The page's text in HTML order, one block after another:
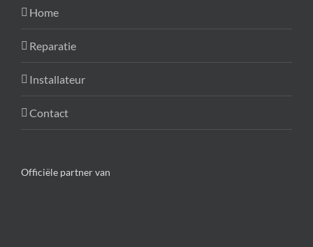
Home
Reparatie
Installateur
Contact
Officiële partner van